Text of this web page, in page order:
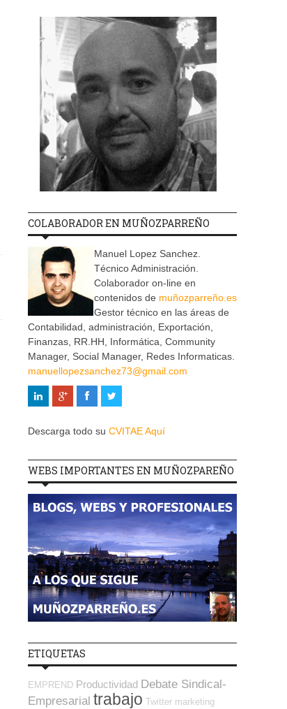
COLABORADOR EN MUÑOZPARREÑO
Manuel Lopez Sanchez.
Técnico Administración.
Colaborador on-line en
contenidos de muñozparreño.es
Gestor técnico en las áreas de
Contabilidad, administración, Exportación,
Finanzas, RR.HH, Informática, Community
Manager, Social Manager, Redes Informaticas.
manuellopezsanchez73@gmail.com
Descarga todo su CVITAE Aquí
WEBS IMPORTANTES EN MUÑOZPAREÑO
ETIQUETAS
EMPREND Productividad Debate Sindical-
Empresarial trabajo Twitter marketing